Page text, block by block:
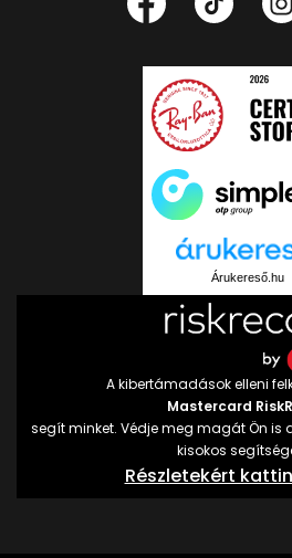
Árukereső.hu
A kibertámadások elleni
Mastercard
segít minket. Védje meg magát Ön is
kisokos
Részletekért